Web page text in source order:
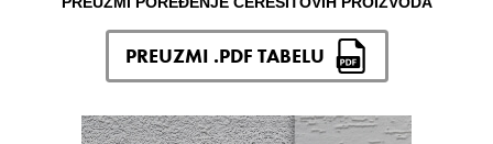
PREUZMI .PDF TABELU